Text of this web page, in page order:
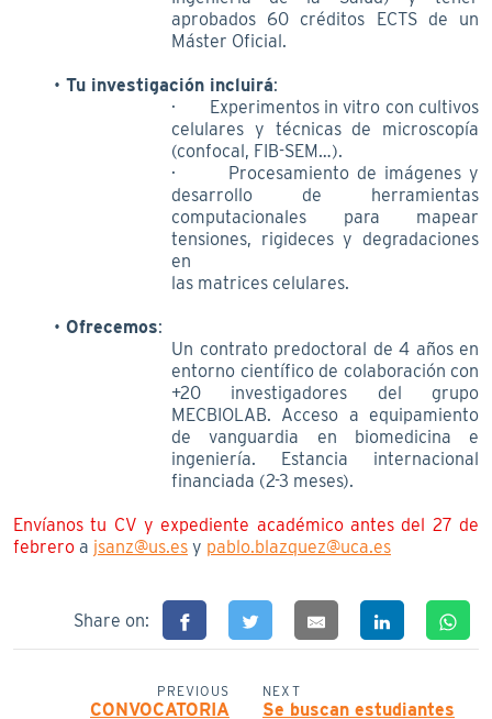
aprobados 60 créditos ECTS de un
Máster Oficial.
Tu investigación incluirá:
· Experimentos in vitro con cultivos
celulares y técnicas de microscopía
(confocal, FIB-SEM…).
· Procesamiento de imágenes y
desarrollo de herramientas
computacionales para mapear
tensiones, rigideces y degradaciones
en
las matrices celulares.
Ofrecemos:
Un contrato predoctoral de 4 años en
entorno científico de colaboración con
+20 investigadores del grupo
MECBIOLAB. Acceso a equipamiento
de vanguardia en biomedicina e
ingeniería. Estancia internacional
financiada (2-3 meses).
Envíanos tu CV y expediente académico antes del 27 de
febrero a jsanz@us.es y pablo.blazquez@uca.es
Share on:
PREVIOUS
CONVOCATORIA
NEXT
Se buscan estudiantes